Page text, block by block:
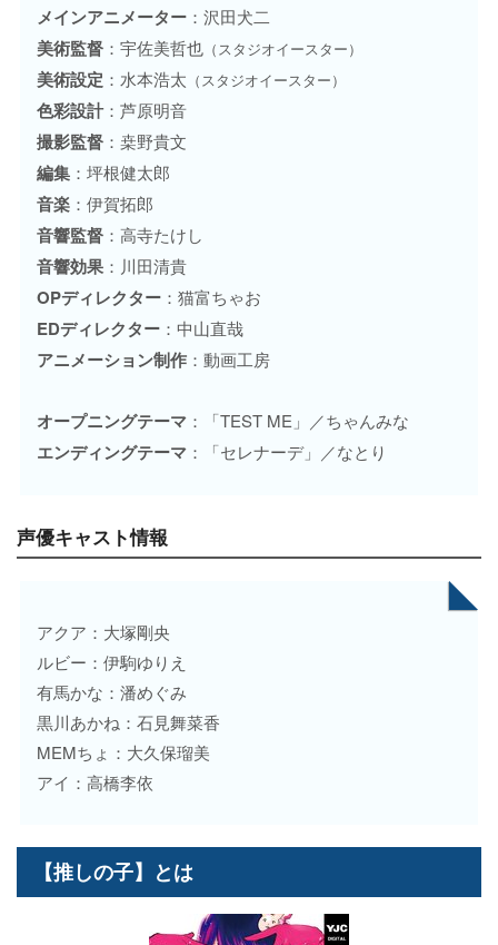
メインアニメーター：沢田犬二
美術監督：宇佐美哲也（スタジオイースター）
美術設定 ：水本浩太 （スタジオイースター）
色彩設計：芦原明音
撮影監督：桒野貴文
編集：坪根健太郎
音楽：伊賀拓郎
音響監督：高寺たけし
音響効果：川田清貴
OPディレクター：猫富ちゃお
EDディレクター：中山直哉
アニメーション制作：動画工房
オープニングテーマ：「TEST ME」／ちゃんみな
エンディングテーマ：「セレナーデ」／なとり
声優キャスト情報
アクア：大塚剛央
ルビー：伊駒ゆりえ
有馬かな：潘めぐみ
黒川あかね：石見舞菜香
MEMちょ：大久保瑠美
アイ：高橋李依
【推しの子】とは